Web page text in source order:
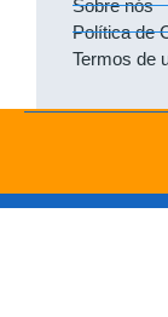
Sobre nós
Política de
Termos de